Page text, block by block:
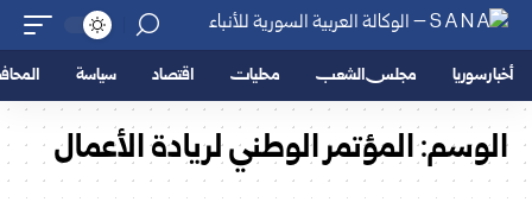
أخبار سوريا مجلس الشعب محليات اقتصاد سياسة
الوسم:المؤتمر الوطني لريادة الأعمال